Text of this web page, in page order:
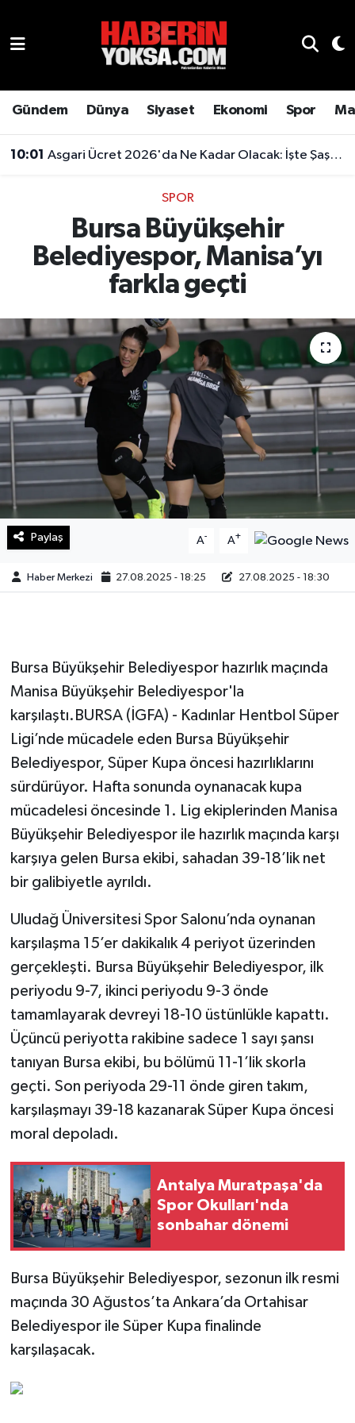
Gündem Dünya Siyaset Ekonomi Spor
10:01 Asgari Ücret 2026'da Ne Kadar Olacak: İşte Şaşırtan Rakam
SPOR
Bursa Büyükşehir
Belediyespor, Manisa’yı
farkla geçti
Paylaş A- A+
Haber Merkezi 27.08.2025 - 18:25 27.08.2025 - 18:30
Bursa Büyükşehir Belediyespor hazırlık maçında
Manisa Büyükşehir Belediyespor'la
karşılaştı.BURSA (İGFA) - Kadınlar Hentbol Süper
Ligi’nde mücadele eden Bursa Büyükşehir
Belediyespor, Süper Kupa öncesi hazırlıklarını
sürdürüyor. Hafta sonunda oynanacak kupa
mücadelesi öncesinde 1. Lig ekiplerinden Manisa
Büyükşehir Belediyespor ile hazırlık maçında karşı
karşıya gelen Bursa ekibi, sahadan 39-18’lik net
bir galibiyetle ayrıldı.
Uludağ Üniversitesi Spor Salonu’nda oynanan
karşılaşma 15’er dakikalık 4 periyot üzerinden
gerçekleşti. Bursa Büyükşehir Belediyespor, ilk
periyodu 9-7, ikinci periyodu 9-3 önde
tamamlayarak devreyi 18-10 üstünlükle kapattı.
Üçüncü periyotta rakibine sadece 1 sayı şansı
tanıyan Bursa ekibi, bu bölümü 11-1’lik skorla
geçti. Son periyoda 29-11 önde giren takım,
karşılaşmayı 39-18 kazanarak Süper Kupa öncesi
moral depoladı.
Antalya Muratpaşa'da
Spor Okulları'nda
sonbahar dönemi
Bursa Büyükşehir Belediyespor, sezonun ilk resmi
maçında 30 Ağustos’ta Ankara’da Ortahisar
Belediyespor ile Süper Kupa finalinde
karşılaşacak.
Genel
Gündem
Otomobil
Sağlık
Teknoloji
Yaşam
Hava Durumu
Son Dakika Haberleri
Haber Arşivi